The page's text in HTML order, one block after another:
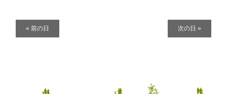
ナ
« 前の日 次の日 »